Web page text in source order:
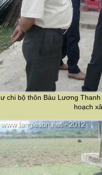
chi bộ thôn Bàu Lương
hoạch